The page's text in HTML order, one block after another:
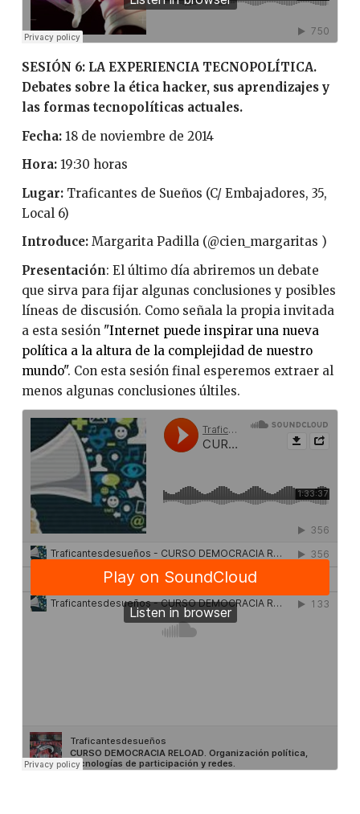
SESIÓN 6: LA EXPERIENCIA TECNOPOLÍTICA.
Debates sobre la ética hacker, sus aprendizajes y
las formas tecnopolíticas actuales.
Fecha:18 de noviembre de 2014
Hora:19:30 horas
Lugar:Traficantes de Sueños (C/ Embajadores, 35,
Local 6)
Introduce:Margarita Padilla (@cien_margaritas )
Presentación: El último día abriremos un debate
que sirva para fijar algunas conclusiones y posibles
líneas de discusión. Como señala la propia invitada
a esta sesión "Internet puede inspirar una nueva
política a la altura de la complejidad de nuestro
mundo". Con esta sesión final esperemos extraer al
menos algunas conclusiones últiles.